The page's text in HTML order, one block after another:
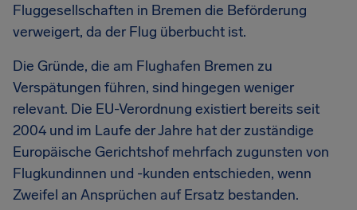
Fluggesellschaften in Bremen die Beförderung
verweigert, da der Flug überbucht ist.
Die Gründe, die am Flughafen Bremen zu
Verspätungen führen, sind hingegen weniger
relevant. Die EU-Verordnung existiert bereits seit
2004 und im Laufe der Jahre hat der zuständige
Europäische Gerichtshof mehrfach zugunsten von
Flugkundinnen und -kunden entschieden, wenn
Zweifel an Ansprüchen auf Ersatz bestanden.